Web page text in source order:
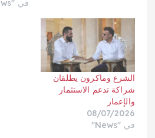
في "News"
الشرع وماكرون يطلقان
شراكة تدعم الاستثمار
والإعمار
08/07/2026
في "News"